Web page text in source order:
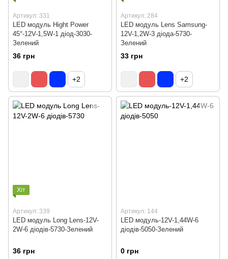
Артикул: 331
LED модуль Hight Power
45°-12V-1,5W-1 діод-3030-
Зелений
36 грн
+2
Артикул: 284
LED модуль Lens Samsung-
12V-1,2W-3 діода-5730-
Зелений
33 грн
+2
Хіт
Артикул: 339
LED модуль Long Lens-12V-
2W-6 діодів-5730-Зелений
36 грн
Артикул: 144
LED модуль-12V-1,44W-6
діодів-5050-Зелений
0 грн